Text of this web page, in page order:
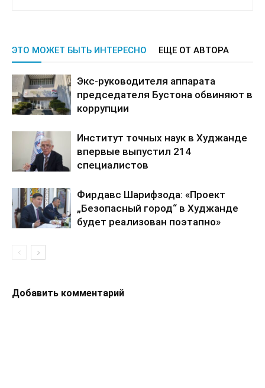
ЭТО МОЖЕТ БЫТЬ ИНТЕРЕСНО ЕЩЕ ОТ АВТОРА
Экс-руководителя аппарата
председателя Бустона обвиняют в
коррупции
Институт точных наук в Худжанде
впервые выпустил 214
специалистов
Фирдавс Шарифзода: «Проект
„Безопасный город“ в Худжанде
будет реализован поэтапно»
Добавить комментарий